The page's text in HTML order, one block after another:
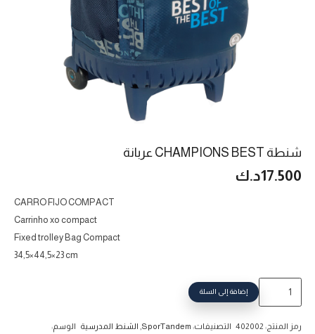
شنطة CHAMPIONS BEST عربانة
17.500د.ك
CARRO FIJO COMPACT
Carrinho xo compact
Fixed trolley Bag Compact
34,5×44,5×23 cm
شنطة
إضافة إلى السلة
رمز المنتج: 402002 التصنيفات: SporTandem الشنط المدرسية
الوسم: